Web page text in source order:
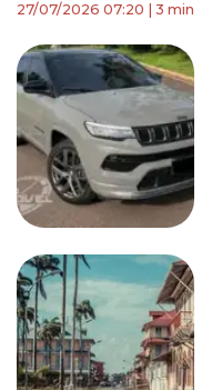
27/07/2026 07:20 3 min